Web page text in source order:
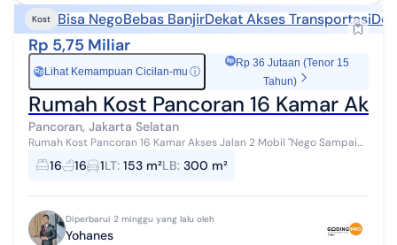
Kost Bisa NegoBebas BanjirDekat Akses Transportasi
Rp 5,75 Miliar
Rp Lihat Kemampuan Cicilan-mu ⓘ
Rp 36 Jutaan (Tenor 15
Tahun)
Rumah Kost Pancoran 16 Kamar
Pancoran, Jakarta Selatan
Rumah Kost Pancoran 16 Kamar Akses Jalan 2 Mobil "Nego Sampai
Jadi Akan Di Bantu" untuk owner Kost yang mau diskusi cara
meningkatkan Occupancy, O...
16 16 1LT: 153 m²LB: 300 m²
Diperbarui 2 minggu yang lalu oleh
Yohanes